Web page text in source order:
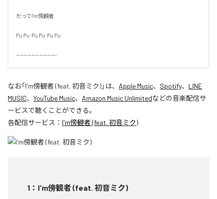
だってI'm傍観者
Pu Pu  Pu Pu  Pu Pu
---------------------
なお「I'm傍観者 (feat. 初音ミク)」は、 Apple Music、 Spotify、 LINE
MUSIC、 YouTube Music、 Amazon Music Unlimitedなどの音楽配信サ
ービスで聴くことができる。
各配信サービス： I'm傍観者 (feat. 初音ミク)
1 ： I'm傍観者 (feat. 初音ミク)